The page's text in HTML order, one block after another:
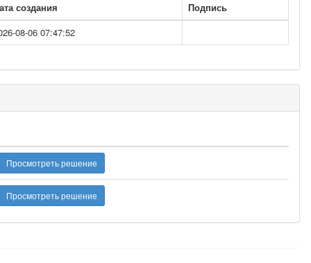
создания
Подпись
08-06 07:47:52
Просмотреть решение
Просмотреть решение